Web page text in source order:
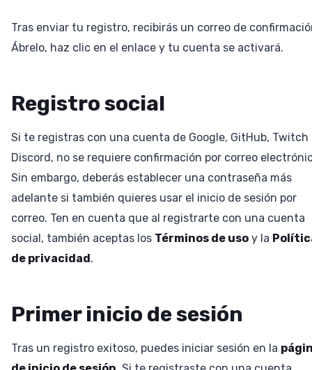
Tras enviar tu registro, recibirás un correo de
Ábrelo, haz clic en el enlace y tu cuenta se activará.
Registro social
Si te registras con una cuenta de Google, GitHub, Twitch
Discord, no se requiere confirmación por correo
Sin embargo, deberás establecer una contraseña más
adelante si también quieres usar el inicio de sesión por
correo. Ten en cuenta que al registrarte con una cuenta
social, también aceptas los Términos de uso y la
de privacidad.
Primer inicio de sesión
Tras un registro exitoso, puedes iniciar sesión en la